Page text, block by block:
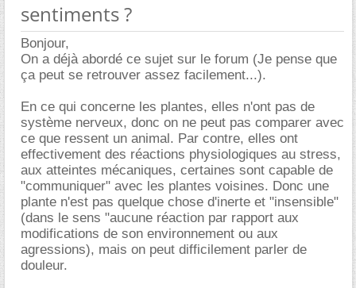
sentiments ?
Bonjour,
On a déjà abordé ce sujet sur le forum (Je pense que
ça peut se retrouver assez facilement...).
En ce qui concerne les plantes, elles n'ont pas de
système nerveux, donc on ne peut pas comparer avec
ce que ressent un animal. Par contre, elles ont
effectivement des réactions physiologiques au stress,
aux atteintes mécaniques, certaines sont capable de
"communiquer" avec les plantes voisines. Donc une
plante n'est pas quelque chose d'inerte et "insensible"
(dans le sens "aucune réaction par rapport aux
modifications de son environnement ou aux
agressions), mais on peut difficilement parler de
douleur.